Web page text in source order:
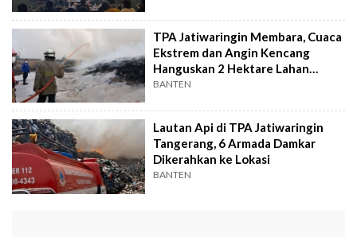
TPA Jatiwaringin Membara, Cuaca
Ekstrem dan Angin Kencang
Hanguskan 2 Hektare Lahan
Sampah
BANTEN
Lautan Api di TPA Jatiwaringin
Tangerang, 6 Armada Damkar
Dikerahkan ke Lokasi
BANTEN